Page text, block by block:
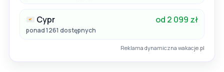
Cypr od 2 099 zł
ponad 1261 dostępnych
Reklama dynamiczna wakacje.pl